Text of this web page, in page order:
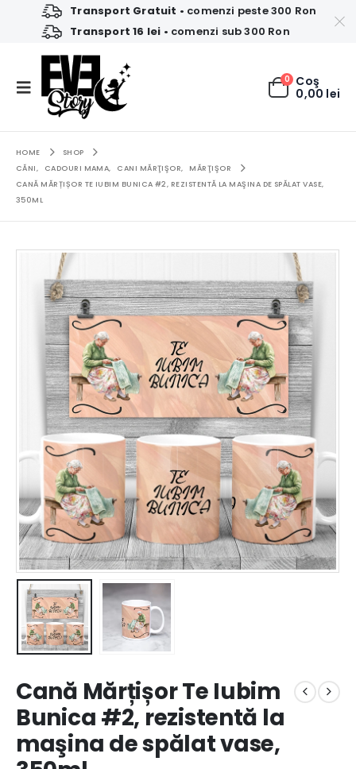
Transport Gratuit • comenzi peste 300 Ron
Transport 16 lei • comenzi sub 300 Ron
0 Coş
0,00 lei
HOME
SHOP
CĂNI, CADOURI MAMA, CANI MĂRŢIŞOR,
MĂRŢIŞOR
CANĂ MĂRȚIȘOR TE IUBIM BUNICA #2, REZISTENTĂ LA MAŞINA DE SPĂLAT VASE,
350ML
Cană Mărțișor Te Iubim
Bunica #2, rezistentă la
maşina de spălat vase,